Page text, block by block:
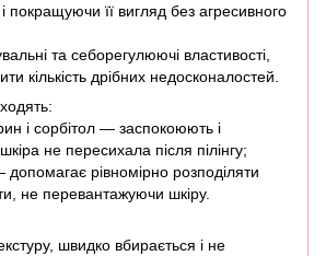
покращуючи її вигляд без агресивного
та себорегулюючі властивості,
кількість дрібних недосконалостей.
і сорбітол — заспокоюють і
не пересихала після пілінгу;
рівномірно розподіляти
не перевантажуючи шкіру.
швидко вбирається і не